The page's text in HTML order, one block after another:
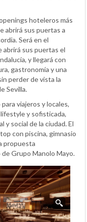
hoteleros más
abrirá sus puertas a
Será en el
abrirá sus puertas el
y llegará con
gastronomía y una
perder de vista la
Sevilla.
viajeros y locales,
y sofisticada,
y social de la ciudad. El
con piscina, gimnasio
propuesta
de Grupo Manolo Mayo.